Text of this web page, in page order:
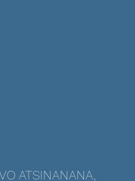
ATSINANANA,